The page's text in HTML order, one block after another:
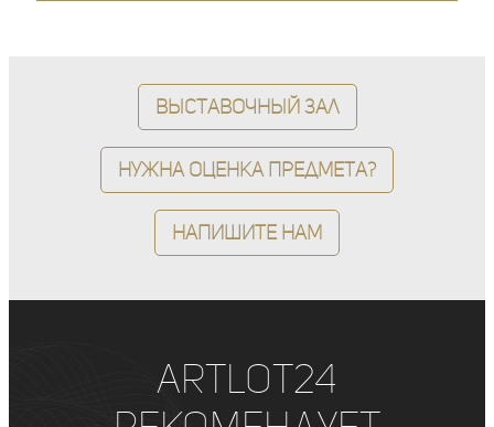
Выставочный зал
Нужна оценка предмета?
Напишите нам
ArtLot24